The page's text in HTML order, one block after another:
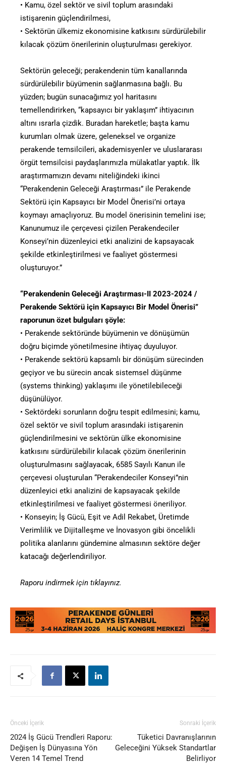
• Kamu, özel sektör ve sivil toplum arasındaki
istişarenin güçlendirilmesi,
• Sektörün ülkemiz ekonomisine katkısını sürdürülebilir
kılacak çözüm önerilerinin oluşturulması gerekiyor.
Sektörün geleceği; perakendenin tüm kanallarında
sürdürülebilir büyümenin sağlanmasına bağlı. Bu
yüzden; bugün sunacağımız yol haritasını
temellendirirken, “kapsayıcı bir yaklaşım” ihtiyacının
altını ısrarla çizdik. Buradan hareketle; başta kamu
kurumları olmak üzere, geleneksel ve organize
perakende temsilcileri, akademisyenler ve uluslararası
örgüt temsilcisi paydaşlarımızla mülakatlar yaptık. İlk
araştırmamızın devamı niteliğindeki ikinci
“Perakendenin Geleceği Araştırması” ile Perakende
Sektörü için Kapsayıcı bir Model Önerisi’ni ortaya
koymayı amaçlıyoruz. Bu model önerisinin temelini ise;
Kanunumuz ile çerçevesi çizilen Perakendeciler
Konseyi’nin düzenleyici etki analizini de kapsayacak
şekilde etkinleştirilmesi ve faaliyet göstermesi
oluşturuyor.”
“Perakendenin Geleceği Araştırması-II 2023-2024 /
Perakende Sektörü için Kapsayıcı Bir Model Önerisi”
raporunun özet bulguları şöyle:
• Perakende sektöründe büyümenin ve dönüşümün
doğru biçimde yönetilmesine ihtiyaç duyuluyor.
• Perakende sektörü kapsamlı bir dönüşüm sürecinden
geçiyor ve bu sürecin ancak sistemsel düşünme
(systems thinking) yaklaşımı ile yönetilebileceği
düşünülüyor.
• Sektördeki sorunların doğru tespit edilmesini; kamu,
özel sektör ve sivil toplum arasındaki istişarenin
güçlendirilmesini ve sektörün ülke ekonomisine
katkısını sürdürülebilir kılacak çözüm önerilerinin
oluşturulmasını sağlayacak, 6585 Sayılı Kanun ile
çerçevesi oluşturulan “Perakendeciler Konseyi”nin
düzenleyici etki analizini de kapsayacak şekilde
etkinleştirilmesi ve faaliyet göstermesi öneriliyor.
• Konseyin; İş Gücü, Eşit ve Adil Rekabet, Üretimde
Verimlilik ve Dijitalleşme ve İnovasyon gibi öncelikli
politika alanlarını gündemine almasının sektöre değer
katacağı değerlendiriliyor.
Raporu indirmek için tıklayınız.
Önceki İçerik
2024 İş Gücü Trendleri Raporu:
Değişen İş Dünyasına Yön
Veren 14 Temel Trend
Sonraki İçerik
Tüketici Davranışlarının
Geleceğini Yüksek Standartlar
Belirliyor